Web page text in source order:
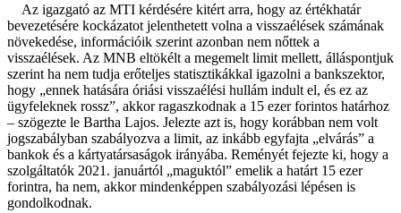
Az igazgató az MTI kérdésére kitért arra, hogy az értékhatár
bevezetésére kockázatot jelenthetett volna a visszaélések számának
növekedése, információik szerint azonban nem nőttek a
visszaélések. Az MNB eltökélt a megemelt limit mellett, álláspontjuk
szerint ha nem tudja erőteljes statisztikákkal igazolni a bankszektor,
hogy „ennek hatására óriási visszaélési hullám indult el, és ez az
ügyfeleknek rossz”, akkor ragaszkodnak a 15 ezer forintos határhoz
– szögezte le Bartha Lajos. Jelezte azt is, hogy korábban nem volt
jogszabályban szabályozva a limit, az inkább egyfajta „elvárás” a
bankok és a kártyatársaságok irányába. Reményét fejezte ki, hogy a
szolgáltatók 2021. januártól „maguktól” emelik a határt 15 ezer
forintra, ha nem, akkor mindenképpen szabályozási lépésen is
gondolkodnak.